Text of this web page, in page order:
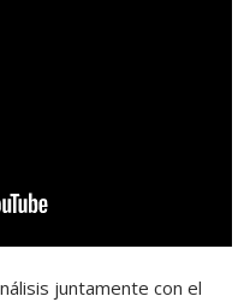
juntamente con el